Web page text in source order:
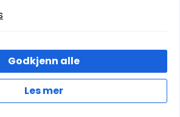
– Utviklet og designet av
IT-Sentralen AS
Les mer
Godkjenn alle